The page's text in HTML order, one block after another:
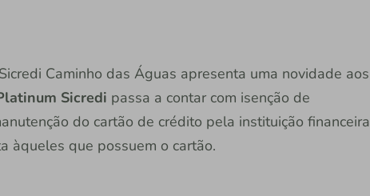
Caminho das Águas apresenta uma novidade aos
Sicredi passa a contar com isenção de
do cartão de crédito pela instituição financeira
àqueles que possuem o cartão.